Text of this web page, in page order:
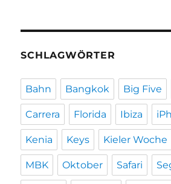
SCHLAGWÖRTER
Bahn Bangkok Big Five
Carrera Florida Ibiza
Kenia Keys Kieler Woche
MBK Oktober Safari